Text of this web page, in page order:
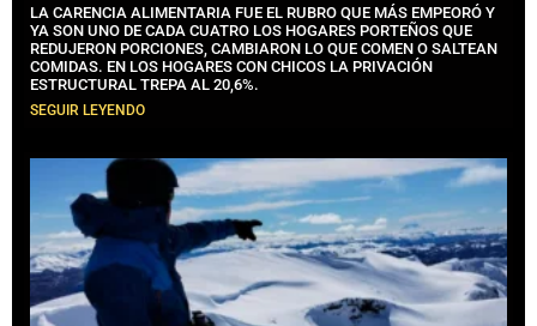
LA CARENCIA ALIMENTARIA FUE EL RUBRO QUE MÁS EMPEORÓ Y
YA SON UNO DE CADA CUATRO LOS HOGARES PORTEÑOS QUE
REDUJERON PORCIONES, CAMBIARON LO QUE COMEN O SALTEAN
COMIDAS. EN LOS HOGARES CON CHICOS LA PRIVACIÓN
ESTRUCTURAL TREPA AL 20,6%.
SEGUIR LEYENDO